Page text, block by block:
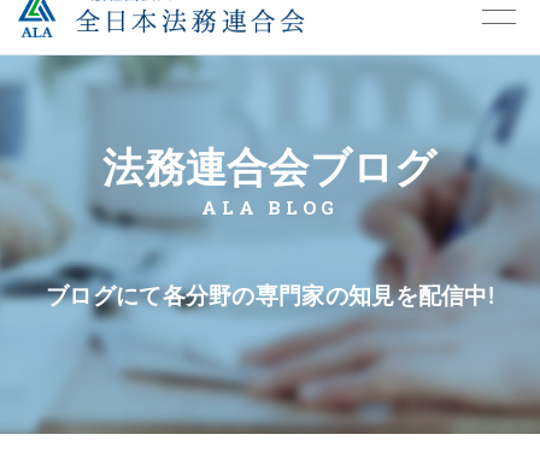
法務連合会ブログ
ALA BLOG
ブログにて各分野の専門家の知見を配信中!